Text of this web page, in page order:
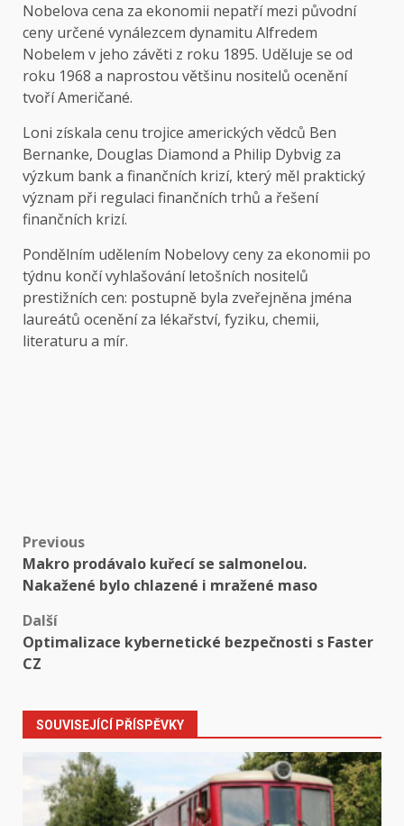
Nobelova cena za ekonomii nepatří mezi původní
ceny určené vynálezcem dynamitu Alfredem
Nobelem v jeho závěti z roku 1895. Uděluje se od
roku 1968 a naprostou většinu nositelů ocenění
tvoří Američané.
Loni získala cenu trojice amerických vědců Ben
Bernanke, Douglas Diamond a Philip Dybvig za
výzkum bank a finančních krizí, který měl praktický
význam při regulaci finančních trhů a řešení
finančních krizí.
Pondělním udělením Nobelovy ceny za ekonomii po
týdnu končí vyhlašování letošních nositelů
prestižních cen: postupně byla zveřejněna jména
laureátů ocenění za lékařství, fyziku, chemii,
literaturu a mír.
Post
navigation
Previous
Makro prodávalo kuřecí se salmonelou.
Nakažené bylo chlazené i mražené maso
Další
Optimalizace kybernetické bezpečnosti s Faster
CZ
SOUVISEJÍCÍ PŘÍSPĚVKY